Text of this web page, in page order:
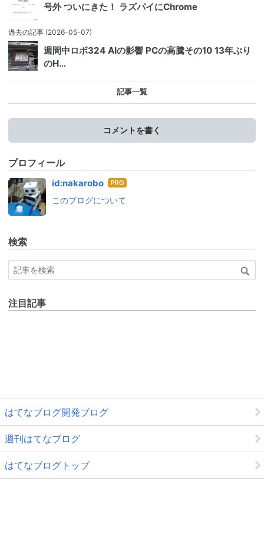
号外 ついにきた！ ラズパイにChrome
過去の記事 (2026-05-07)
週間中ロボ324 AIの影響 PCの高騰その10 13年ぶり
のH…
記事一覧
コメントを書く
プロフィール
id:nakarobo はて
ログ
このブログについて
検索
注目記事
はてなブログ開発ブログ
週刊はてなブログ
はてなブログトップ